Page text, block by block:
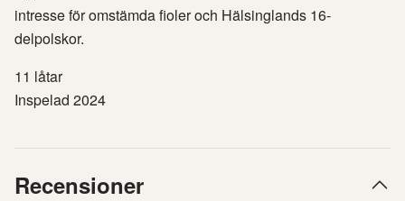
intresse för omstämda fioler och Hälsinglands 16-
delpolskor.
11 låtar
Inspelad 2024
Recensioner